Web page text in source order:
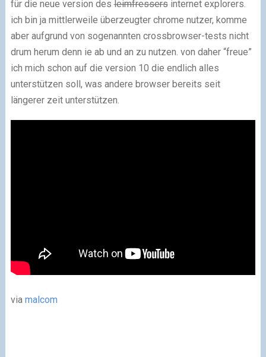
für die neue version desleimfressersinternet explorers.
ich bin ja mittlerweile überzeugter chrome nutzer, komme
aber aufgrund von sogenannten crossbrowser-tests nicht
drum herum denn ie ab und an zu nutzen. von daher “freue”
ich mich schon auf die version 10 die endlich alles
unterstützen soll, was andere browser bereits seit
längerer zeit unterstützen.
via malcom